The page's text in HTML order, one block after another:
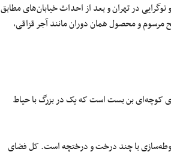
در تهران و بعد از احداث خیابان‌های مطابق
و محصول همان دوران مانند آجر قزاقی،
کوچه‌ای بن بست است که یک در بزرگ با حیاط
با چند درخت و درختچه است. کل فضای